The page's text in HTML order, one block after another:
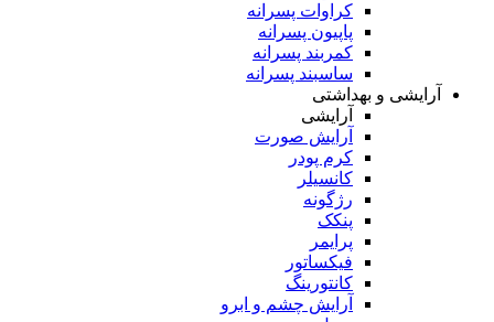
کراوات پسرانه
پاپیون پسرانه
کمربند پسرانه
ساسبند پسرانه
آرایشی و بهداشتی
آرایشی
آرایش صورت
کرم پودر
کانسیلر
رژگونه
پنکک
پرایمر
فیکساتور
کانتورینگ
آرایش چشم و ابرو